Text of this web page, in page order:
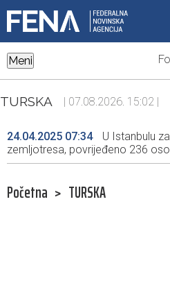
Meni
TURSKA | 07.08.2026. 15:02 |
24.04.2025 07:34
U Istanbulu
zemljotresa, povrijeđeno 236
Početna > TURSKA